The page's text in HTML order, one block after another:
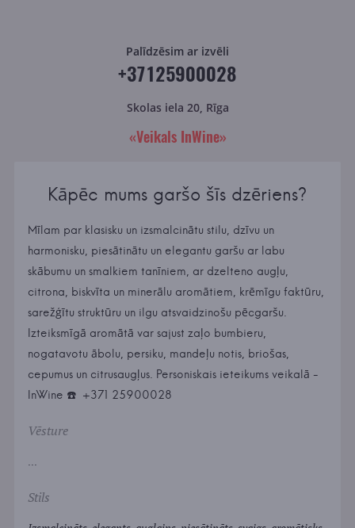
Palīdzēsim ar izvēli
+37125900028
Skolas iela 20, Rīga
«Veikals InWine»
Kāpēc mums garšo šīs dzēriens?
Mīlam par klasisku un izsmalcinātu stilu, dzīvu un
harmonisku, piesātinātu un elegantu garšu ar labu
skābumu un smalkiem tanīniem, ar dzelteno augļu,
citrona, biskvīta un minerālu aromātiem, krēmīgu faktūru,
sarežģītu struktūru un ilgu atsvaidzinošu pēcgaršu.
Izteiksmīgā aromātā var sajust zaļo bumbieru,
nogatavotu ābolu, persiku, mandeļu notis, briošas,
cepumus un citrusaugļus. Personiskais ieteikums veikalā -
InWine ☎️ ️ +371 25900028
Vēsture
...
Stils